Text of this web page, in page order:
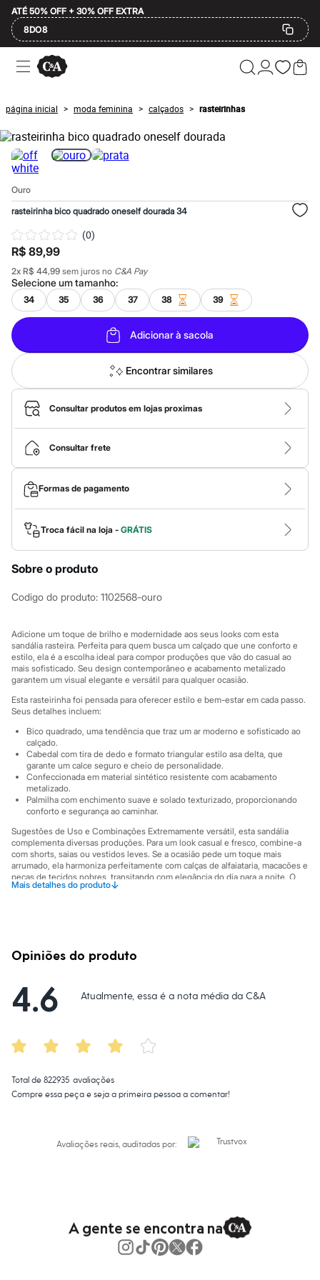
ATÉ 50% OFF + 30% OFF EXTRA
8DO8
Ofertas
Compre por Departamento
Masculino
Infantil
Calçados
Mindse7
Plus Size
Até 20% off
Até 60% off
A partir de 60% off
Feminino
Em alta
Inverno
Alfaiataria
Novidades
Roupas
Blusas e Camisetas
Básicos
Calças
Casacos e Jaquetas
Jeans
Macacões
Saias
Shorts e Bermudas
Vestidos
Acessórios
Bolsas
Bonés e Chapéus
Bijoux
Cintos
Óculos
Relógios
Calçados
Chinelos
Rasteirinhas
Sandálias
Sapatilhas
Marcas
City
Mindset
Sawary
Yessica
Moda esportiva
Acessórios
Blusas
Calçados
Shorts e Bermudas
Tops
Moda íntima
Calcinhas
Cintas e Modeladores
Meias
Pijamas
Sutiãs e Tops
Moda praia
Biquínis
Maiôs
Saídas de praia
Personagens
Jeans
Moda esportiva
Vestidos
Masculino
Em alta
Inverno
Novidades
Bermudas
Camisas
página inicial > moda feminina > calçados > rasteirinhas
Ouro
rasteirinha bico quadrado oneself dourada 34
(0)
R$ 89,99
2x R$ 44,99 sem juros no C&A Pay
Selecione umtamanho:
34 35 36 37 38 39
Adicionar à sacola
Encontrar similares
Consultar produtos em lojas proximas
Consultar frete
Formas de pagamento
Troca fácil na loja - GRÁTIS
Sobre o produto
Codigo do produto: 1102568-ouro
Adicione um toque de brilho e modernidade aos seus looks com esta
sandália rasteira. Perfeita para quem busca um calçado que une conforto e
estilo, ela é a escolha ideal para compor produções que vão do casual ao
mais sofisticado. Seu design contemporâneo e acabamento metalizado
garantem um visual elegante e versátil para qualquer ocasião.
Esta rasteirinha foi pensada para oferecer estilo e bem-estar em cada passo.
Seus detalhes incluem:
Bico quadrado, uma tendência que traz um ar moderno e sofisticado ao
calçado.
Cabedal com tira de dedo e formato triangular estilo asa delta, que
garante um calce seguro e cheio de personalidade.
Confeccionada em material sintético resistente com acabamento
metalizado.
Palmilha com enchimento suave e solado texturizado, proporcionando
conforto e segurança ao caminhar.
Sugestões de Uso e Combinações Extremamente versátil, esta sandália
complementa diversas produções. Para um look casual e fresco, combine-a
com shorts, saias ou vestidos leves. Se a ocasião pede um toque mais
arrumado, ela harmoniza perfeitamente com calças de alfaiataria, macacões e
peças de tecidos nobres, transitando com elegância do dia para a noite. O
acabamento metalizado é um ponto de luz que valoriza qualquer visual.
Mais detalhes do produto↓
Cor : Dourado
Opiniões do produto
4.6 Atualmente, essa é a nota média da C&A
Total de 822935 avaliações
Compre essa peça e seja a primeira pessoa a comentar!
Avaliações reais, auditadas por:
A gente se encontra na